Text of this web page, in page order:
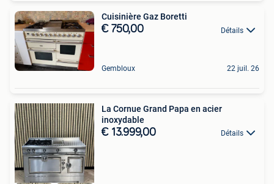
Cuisinière Gaz Boretti
€ 750,00 Détails
Gembloux 22 juil. 26
La Cornue Grand Papa en acier
inoxydable
€ 13.999,00 Détails